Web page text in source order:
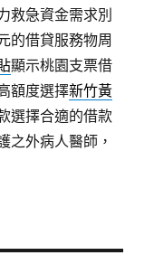
救急資金需求別
的借貸服務物周
顯示桃園支票借
額度選擇新竹黃
選擇合適的借款
之外病人醫師，